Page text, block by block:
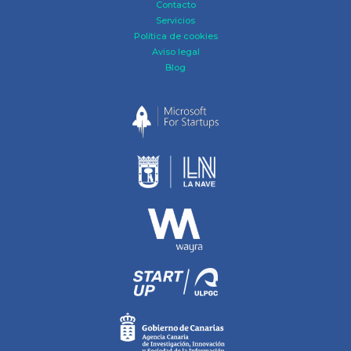
Contacto
Servicios
Política de cookies
Aviso legal
Blog